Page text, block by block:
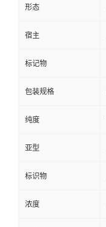
形态
宿主
标记物
包装规格
纯度
亚型
标识物
浓度